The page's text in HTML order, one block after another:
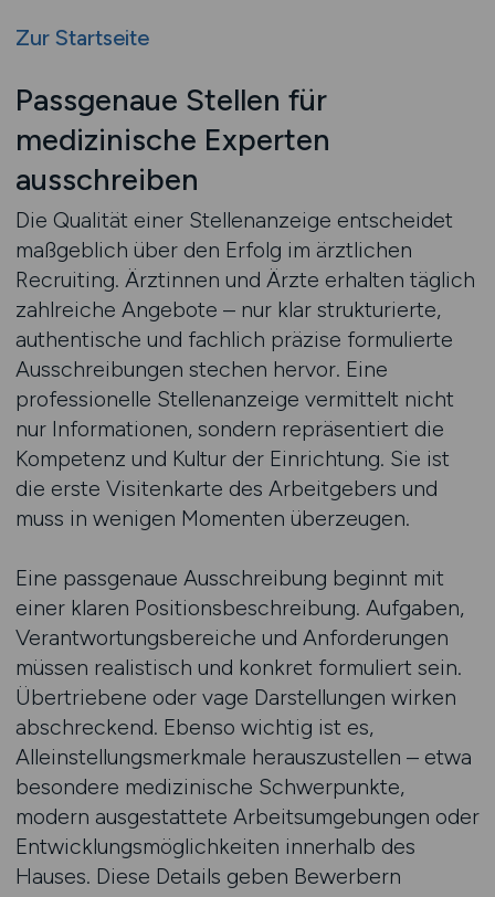
Zur Startseite
Passgenaue Stellen für
medizinische Experten
ausschreiben
Die Qualität einer Stellenanzeige entscheidet
maßgeblich über den Erfolg im ärztlichen
Recruiting. Ärztinnen und Ärzte erhalten täglich
zahlreiche Angebote – nur klar strukturierte,
authentische und fachlich präzise formulierte
Ausschreibungen stechen hervor. Eine
professionelle Stellenanzeige vermittelt nicht
nur Informationen, sondern repräsentiert die
Kompetenz und Kultur der Einrichtung. Sie ist
die erste Visitenkarte des Arbeitgebers und
muss in wenigen Momenten überzeugen.
Eine passgenaue Ausschreibung beginnt mit
einer klaren Positionsbeschreibung. Aufgaben,
Verantwortungsbereiche und Anforderungen
müssen realistisch und konkret formuliert sein.
Übertriebene oder vage Darstellungen wirken
abschreckend. Ebenso wichtig ist es,
Alleinstellungsmerkmale herauszustellen – etwa
besondere medizinische Schwerpunkte,
modern ausgestattete Arbeitsumgebungen oder
Entwicklungsmöglichkeiten innerhalb des
Hauses. Diese Details geben Bewerbern